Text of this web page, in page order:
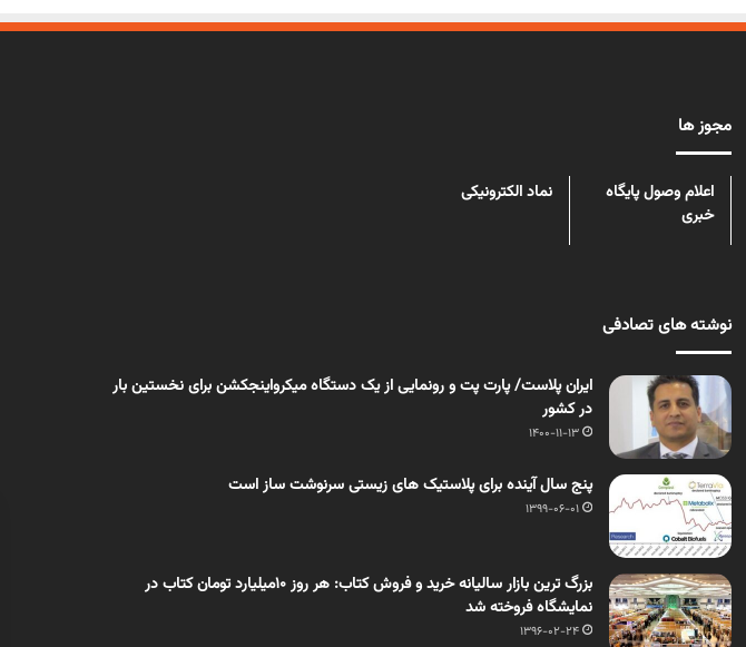
مجوز ها
اعلام وصول پایگاه
خبری
نماد الکترونیکی
نوشته های تصادفی
ایران پلاست/ پارت پت و رونمایی از یک دستگاه میکرواینجکشن برای نخستین بار
در کشور
1400-11-13
پنج سال آینده برای پلاستیک های زیستی سرنوشت ساز است
1399-06-01
بزرگ ترین بازار سالیانه خرید و فروش کتاب: هر روز 10میلیارد تومان کتاب در
نمایشگاه فروخته شد
1396-02-24